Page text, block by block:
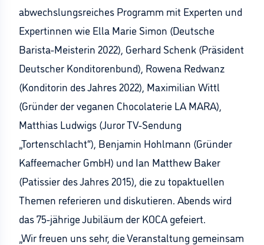
abwechslungsreiches Programm mit Experten und
Expertinnen wie Ella Marie Simon (Deutsche
Barista-Meisterin 2022), Gerhard Schenk (Präsident
Deutscher Konditorenbund), Rowena Redwanz
(Konditorin des Jahres 2022), Maximilian Wittl
(Gründer der veganen Chocolaterie LA MARA),
Matthias Ludwigs (Juror TV-Sendung
„Tortenschlacht“), Benjamin Hohlmann (Gründer
Kaffeemacher GmbH) und Ian Matthew Baker
(Patissier des Jahres 2015), die zu topaktuellen
Themen referieren und diskutieren. Abends wird
das 75-jährige Jubiläum der KOCA gefeiert.
„Wir freuen uns sehr, die Veranstaltung gemeinsam